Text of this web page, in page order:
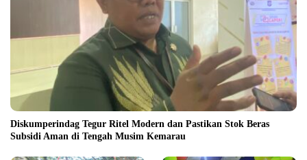
Diskumperindag Tegur Ritel Modern dan Pastikan Stok Beras
Subsidi Aman di Tengah Musim Kemarau